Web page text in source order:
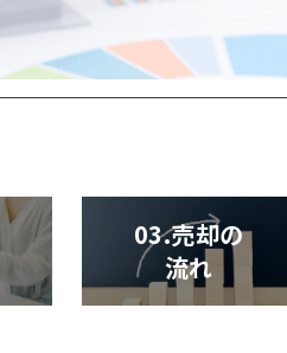
03.売却の
流れ